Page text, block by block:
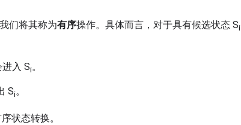
们将其称为有序操作。具体而言，对于具有候选状态 Si
入 Si。
Si。
状态转换。